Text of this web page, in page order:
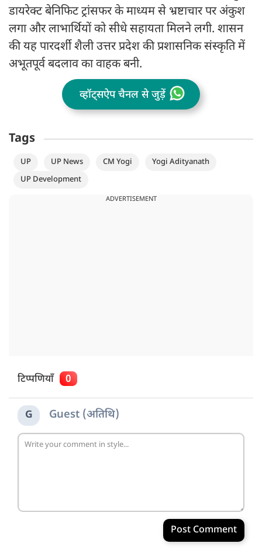
डायरेक्ट बेनिफिट ट्रांसफर के माध्यम से भ्रष्टाचार पर अंकुश
लगा और लाभार्थियों को सीधे सहायता मिलने लगी. शासन
की यह पारदर्शी शैली उत्तर प्रदेश की प्रशासनिक संस्कृति में
अभूतपूर्व बदलाव का वाहक बनी.
व्हॉट्सऐप चैनल से जुड़ें
Tags
UP UP News CM Yogi
Yogi Adityanath
UP Development
ADVERTISEMENT
टिप्पणियाँ 0
G Guest (अतिथि)
Post Comment